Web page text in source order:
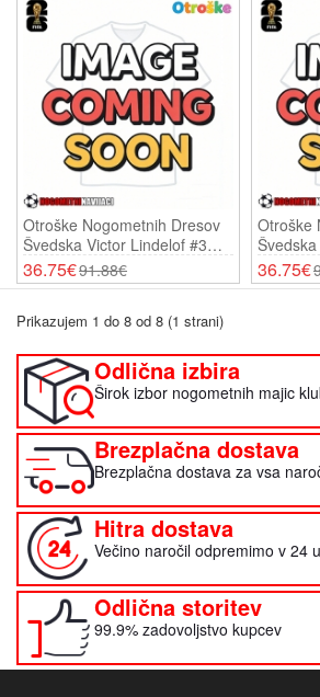
Otroške Nogometnih Dresov
Švedska Victor Lindelof #3
Domači SP 2026 Kratki
Rokavi (+ Hlače)
36.75€91.88€
Otroške
Rokavi
36.75€
Prikazujem 1 do 8 od 8 (1 strani)
Odlična izbira
Širok izbor nogometnih majic
Brezplačna dostava
Brezplačna dostava za vsa
Hitra dostava
Večino naročil odpremimo v 24
Odlična storitev
99.9% zadovoljstvo kupcev